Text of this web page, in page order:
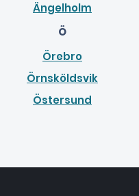
Ängelholm
Ö
Örebro
Örnsköldsvik
Östersund